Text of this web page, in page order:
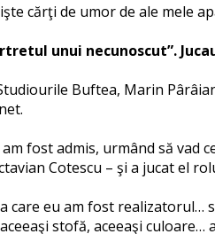
cărţi de umor de ale mele
unui necunoscut”.
Buftea, Marin
fost admis, urmând să
Cotescu – şi a jucat el
care eu am fost realizatorul…
stofă, aceeaşi